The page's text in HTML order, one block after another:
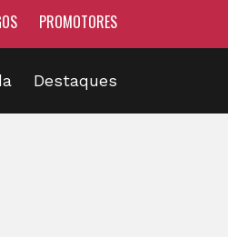
PROMOTORES
Destaques